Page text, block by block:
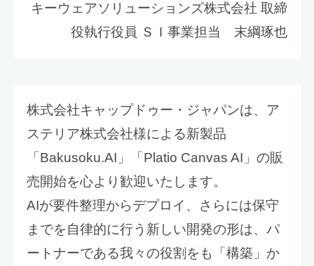
キーウェアソリューションズ株式会社 取締
役執行役員 ＳＩ事業担当 末綱琢也
株式会社キャップドゥー・ジャパンは、ア
ステリア株式会社様による新製品
「Bakusoku.AI」「Platio Canvas AI」の販
売開始を心より歓迎いたします。
AIが要件整理からデプロイ、さらには保守
までを自律的に行う新しい開発の形は、パ
ートナーである我々の役割をも「構築」か